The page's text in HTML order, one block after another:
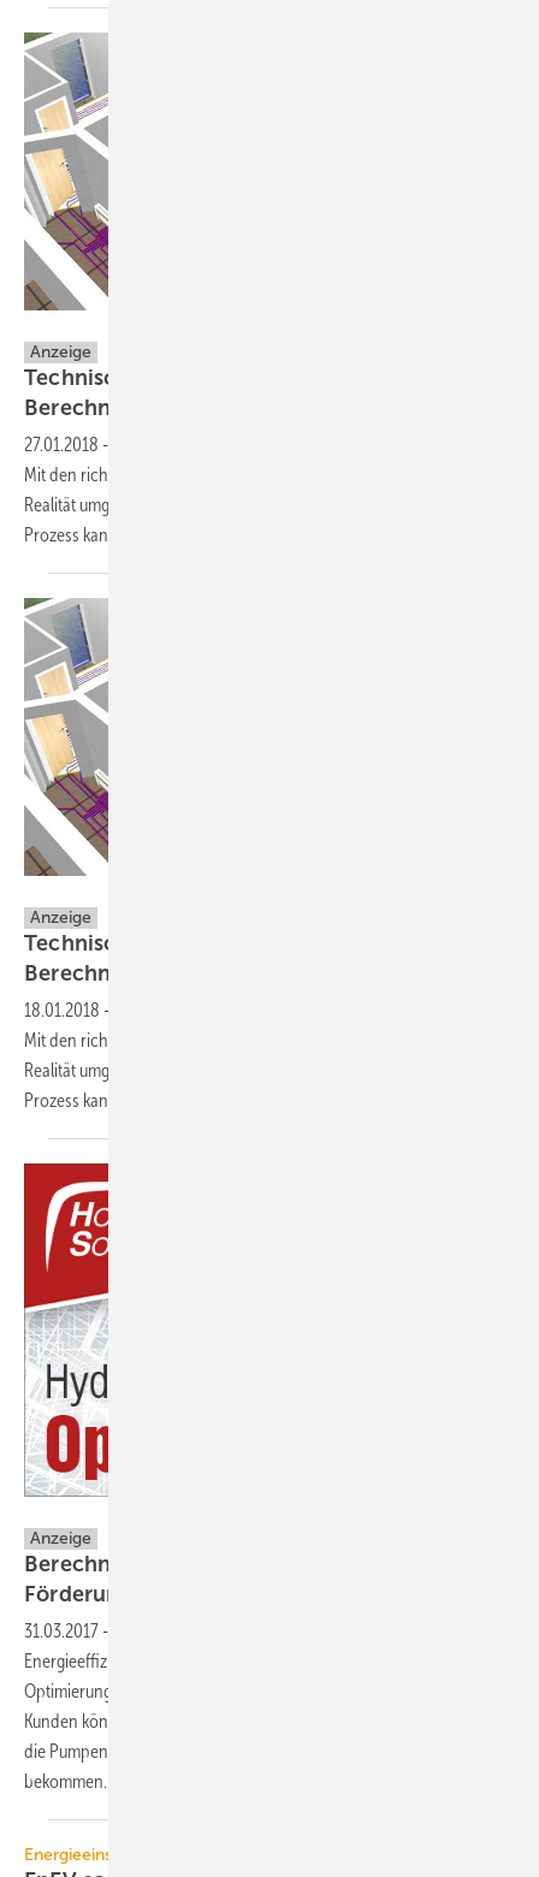
Anzeige
Technisches Handwerkerpaket für smarte
Berechnungen
27.01.2018 -
Mit den richtigen, digitalen Hilfsmitteln, kann das sehr schnell in die
Realität umgesetzt werden. Eine technische Softwarelösung im BIM-
Prozess kann TGA-Planern und SHK-Betrieben besonders
Anzeige
Technisches Handwerkerpaket für smarte
Berechnungen
18.01.2018 -
Mit den richtigen, digitalen Hilfsmitteln, kann das sehr schnell in die
Realität umgesetzt werden. Eine technische Softwarelösung im BIM-
Prozess kann TGA-Planern und SHK-Betrieben besonders
Anzeige
Berechnungen für KFW- und BAFA-
Förderungen schnell und sicher
31.03.2017 -
Energieeffizienz so viele Förderungen für den Austausch, die
Optimierung und den Bau von Heizungsanlagen wie kaum zuvor.
Kunden können z.B. 30 % der Nettoinvestitionskosten bei der BAFA für
die Pumpenoptimierung und den hydraulischen Abgleich erstattet
bekommen.
Energieeinsparverordnung